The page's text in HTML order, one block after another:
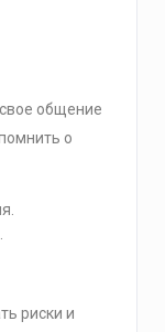
общение
о
риски и